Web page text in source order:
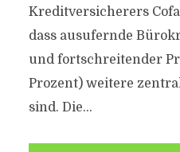
Kreditversicherers
dass ausufernde
und fortschreitender
Prozent) weitere
sind. Die...